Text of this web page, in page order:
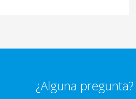
¿Alguna pregunta?